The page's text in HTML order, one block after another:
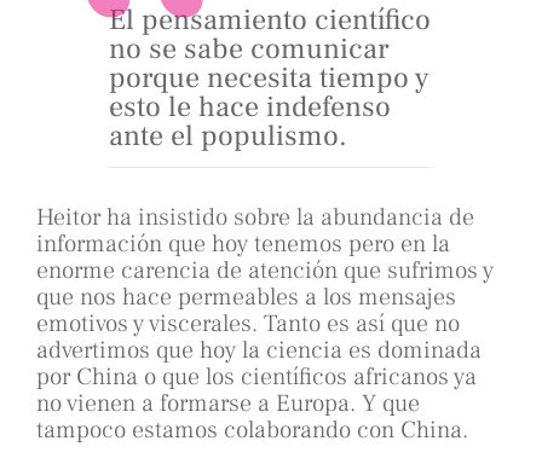
El pensamiento científico
no se sabe comunicar
porque necesita tiempo y
esto le hace indefenso
ante el populismo.
Heitor ha insistido sobre la abundancia de
información que hoy tenemos pero en la
enorme carencia de atención que sufrimos y
que nos hace permeables a los mensajes
emotivos y viscerales. Tanto es así que no
advertimos que hoy la ciencia es dominada
por China o que los científicos africanos ya
no vienen a formarse a Europa. Y que
tampoco estamos colaborando con China.